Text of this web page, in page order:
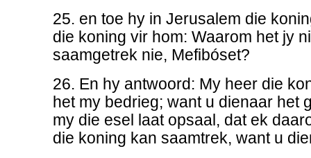
25. en toe hy in Jerusalem die
die koning vir hom: Waarom het jy
saamgetrek nie, Mefibóset?
26. En hy antwoord: My heer die
het my bedrieg; want u dienaar het
my die esel laat opsaal, dat ek
die koning kan saamtrek, want u